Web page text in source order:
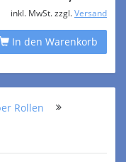
inkl. MwSt. zzgl. Versand
In den Warenkorb
Rollen